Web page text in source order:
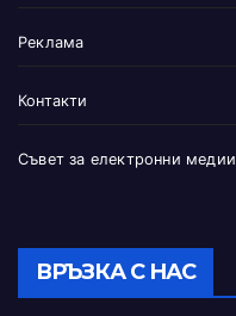
Реклама
Контакти
Съвет за електронни медии
ВРЪЗКА С НАС